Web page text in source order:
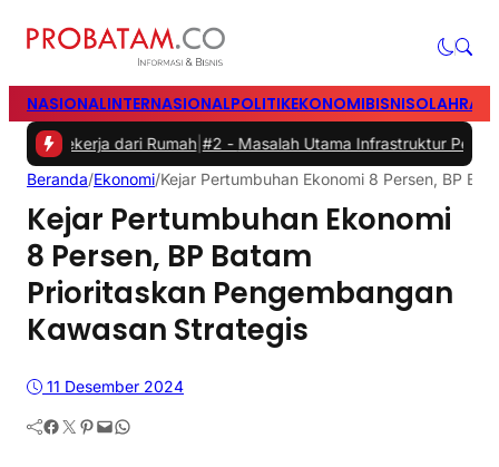
NASIONALINTERNASIONALPOLITIKEKONOMIBISNIS
dari Rumah|#2 -Masalah Utama Infrastruktur Pengisian Daya
Beranda/Ekonomi/Kejar Pertumbuhan Ekonomi 8 Persen, BP
Kejar Pertumbuhan Ekonomi
8 Persen, BP Batam
Prioritaskan Pengembangan
Kawasan Strategis
11 Desember 2024
Facebook Twitter Pinterest Mail WhatsApp